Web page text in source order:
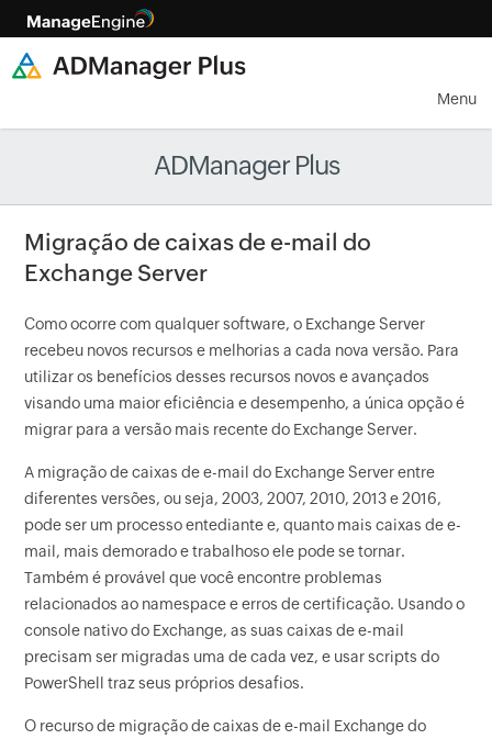
Menu
ADManager Plus
Migração de caixas de e-mail do
Exchange Server
Como ocorre com qualquer software, o Exchange Server
recebeu novos recursos e melhorias a cada nova versão. Para
utilizar os benefícios desses recursos novos e avançados
visando uma maior eficiência e desempenho, a única opção é
migrar para a versão mais recente do Exchange Server.
A migração de caixas de e-mail do Exchange Server entre
diferentes versões, ou seja, 2003, 2007, 2010, 2013 e 2016,
pode ser um processo entediante e, quanto mais caixas de e-
mail, mais demorado e trabalhoso ele pode se tornar.
Também é provável que você encontre problemas
relacionados ao namespace e erros de certificação. Usando o
console nativo do Exchange, as suas caixas de e-mail
precisam ser migradas uma de cada vez, e usar scripts do
PowerShell traz seus próprios desafios.
O recurso de migração de caixas de e-mail Exchange do